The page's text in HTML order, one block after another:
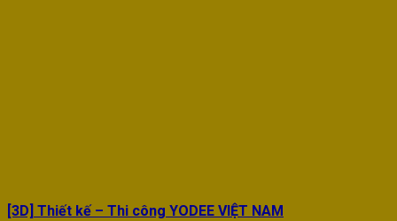
[3D] Thiết kế – Thi công YODEE VIỆT NAM